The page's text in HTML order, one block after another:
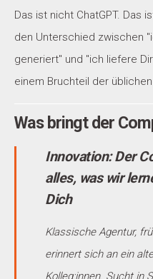
Das ist nicht ChatGPT. Das
den Unterschied zwischen
generiert" und "ich liefere
einem Bruchteil der
Was bringt der
Innovation: Der
alles, was wir
Dich
Klassische Agentur,
erinnert sich an ein
Kolleg:innen. Sucht in